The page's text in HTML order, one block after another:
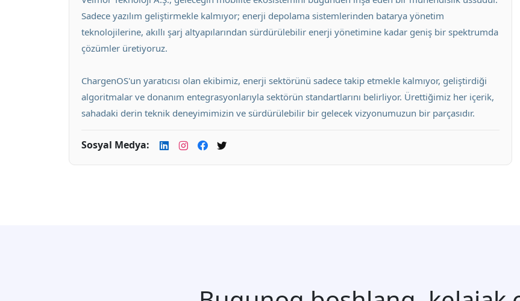
Sadece yazılım geliştirmekle kalmıyor; enerji depolama sistemlerinden batarya yönetim
teknolojilerine, akıllı şarj altyapılarından sürdürülebilir enerji yönetimine kadar geniş bir spektrumda
çözümler üretiyoruz.
ChargenOS'un yaratıcısı olan ekibimiz, enerji sektörünü sadece takip etmekle kalmıyor, geliştirdiği
algoritmalar ve donanım entegrasyonlarıyla sektörün standartlarını belirliyor. Ürettiğimiz her içerik,
sahadaki derin teknik deneyimimizin ve sürdürülebilir bir gelecek vizyonumuzun bir parçasıdır.
Sosyal Medya: